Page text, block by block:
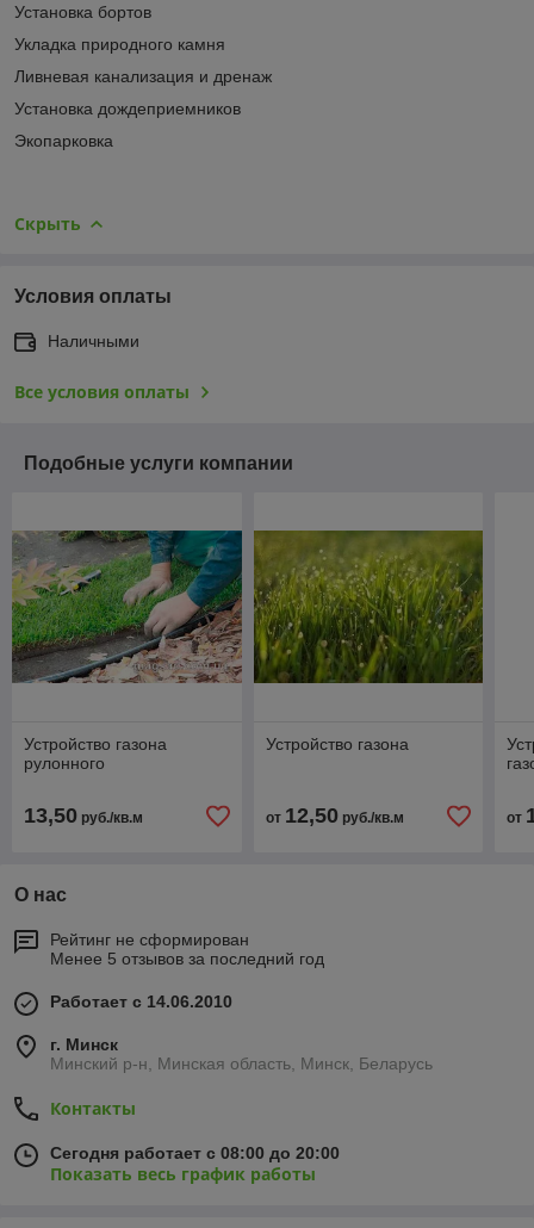
Установка бортов
Укладка природного камня
Ливневая канализация и дренаж
Установка дождеприемников
Экопарковка
Скрыть
Условия оплаты
Наличными
Все условия оплаты
Подобные услуги компании
Устройство газона
рулонного
13,50 руб./кв.м
Устройство газона
от 12,50руб./кв.м от
О нас
Рейтинг не сформирован
Менее 5 отзывов за последний год
Работает с 14.06.2010
г. Минск
Минский р-н, Минская область, Минск, Беларусь
Контакты
Сегодня работает с 08:00 до 20:00
Показать весь график работы